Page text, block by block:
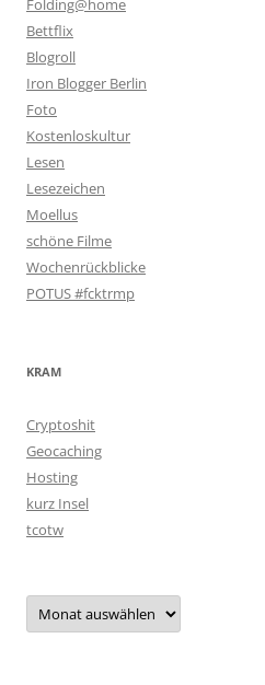
Bettflix
Blogroll
Iron Blogger Berlin
Foto
Kostenloskultur
Lesen
Lesezeichen
Moellus
schöne Filme
Wochenrückblicke
POTUS #fcktrmp
KRAM
Cryptoshit
Geocaching
Hosting
kurz Insel
tcotw
Archiv